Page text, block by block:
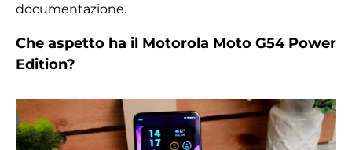
documentazione.
Che aspetto ha il Motorola Moto G54 Power
Edition?